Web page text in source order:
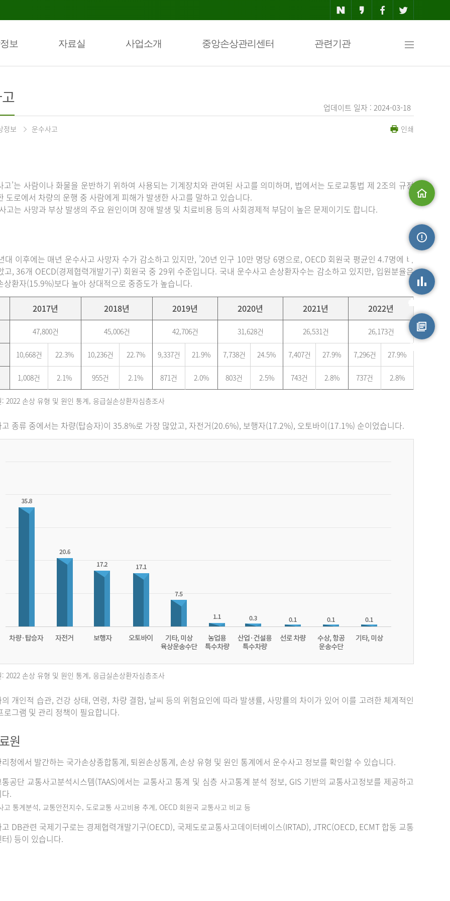
보 자료실 사업소개 중앙손상관리센터 관련기관
맵
업데이트 일자 : 2024-03-18
정보 운수사고 인쇄
고’는 사람이나 화물을 운반하기 위하여 사용되는 기계장치와 관여된 사고를 의미하며, 법에서는 도로교통법 제 2조의 규정
도로에서 차량의 운행 중 사람에게 피해가 발생한 사고를 말하고 있습니다.
고는 사망과 부상 발생의 주요 원인이며 장애 발생 및 치료비용 등의 사회경제적 부담이 높은 문제이기도 합니다.
대 이후에는 매년 운수사고 사망자 수가 감소하고 있지만, ’20년 인구 10만 명당 6명으로, OECD 회원국 평균인 4.7명에 비
고, 36개 OECD(경제협력개발기구) 회원국 중 29위 수준입니다. 국내 운수사고 손상환자수는 감소하고 있지만, 입원분율은
상환자(15.9%)보다 높아 상대적으로 중증도가 높습니다.
2017년 2018년 2019년 2020년 2021년 2022년
47,800건 45,006건 42,706건 31,628건 26,531건 26,173건
10,668건 22.3% 10,236건 22.7% 9,337건 21.9% 7,738건 24.5% 7,407건 27.9% 7,296건 27.9%
1,008건 2.1% 955건 2.1% 871건 2.0% 803건 2.5% 743건 2.8% 737건 2.8%
2022 손상 유형 및 원인 통계, 응급실손상환자심층조사
종류 중에서는 차량(탑승자)이 35.8%로 가장 많았고, 자전거(20.6%), 보행자(17.2%), 오토바이(17.1%) 순이었습니다.
2022 손상 유형 및 원인 통계, 응급실손상환자심층조사
개인적 습관, 건강 상태, 연령, 차량 결함, 날씨 등의 위험요인에 따라 발생률, 사망률의 차이가 있어 이를 고려한 체계적인
로그램 및 관리 정책이 필요합니다.
원
청에서 발간하는 국가손상종합통계, 퇴원손상통계, 손상 유형 및 원인 통계에서 운수사고 정보를 확인할 수 있습니다.
공단 교통사고분석시스템(TAAS)에서는 교통사고 통계 및 심층 사고통계 분석 정보, GIS 기반의 교통사고정보를 제공하고
.
고 통계분석, 교통안전지수, 도로교통 사고비용 추계, OECD 회원국 교통사고 비교 등
DB관련 국제기구로는 경제협력개발기구(OECD), 국제도로교통사고데이터베이스(IRTAD), JTRC(OECD, ECMT 합동 교통
) 등이 있습니다.
손상통계
원시자료